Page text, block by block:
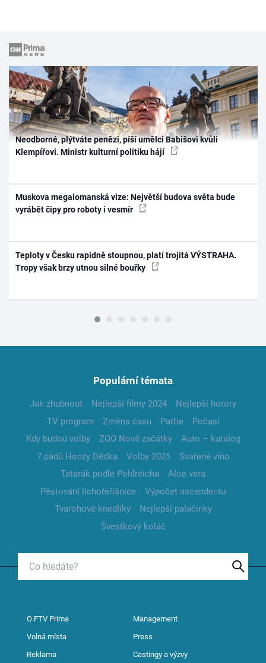
Neodborné, plýtváte penězi, píší umělci Babišovi kvůli
Klempířovi. Ministr kulturní politiku hájí
Muskova megalomanská vize: Největší budova světa bude
vyrábět čipy pro roboty i vesmír
Teploty v Česku rapidně stoupnou, platí trojitá VÝSTRAHA.
Tropy však brzy utnou silné bouřky
Populární témata
Jak zhubnout Nejlepší filmy 2024
Nejlepší horory
TV program
Změna času Partie
Počasí
Kdy budou volby
ZOO Nové začátky
Auto – katalog
7 pádů Honzy Dědka
Volby 2025
Svařené víno
Tatarák podle Pohlreicha
Aloe vera
Pěstování lichořeřišnice
Výpočet ascendentu
Tvarohové knedlíky
Nejlepší palačinky
Švestkový koláč
O FTV Prima Management
Volná místa Press
Reklama Castingy a výzvy